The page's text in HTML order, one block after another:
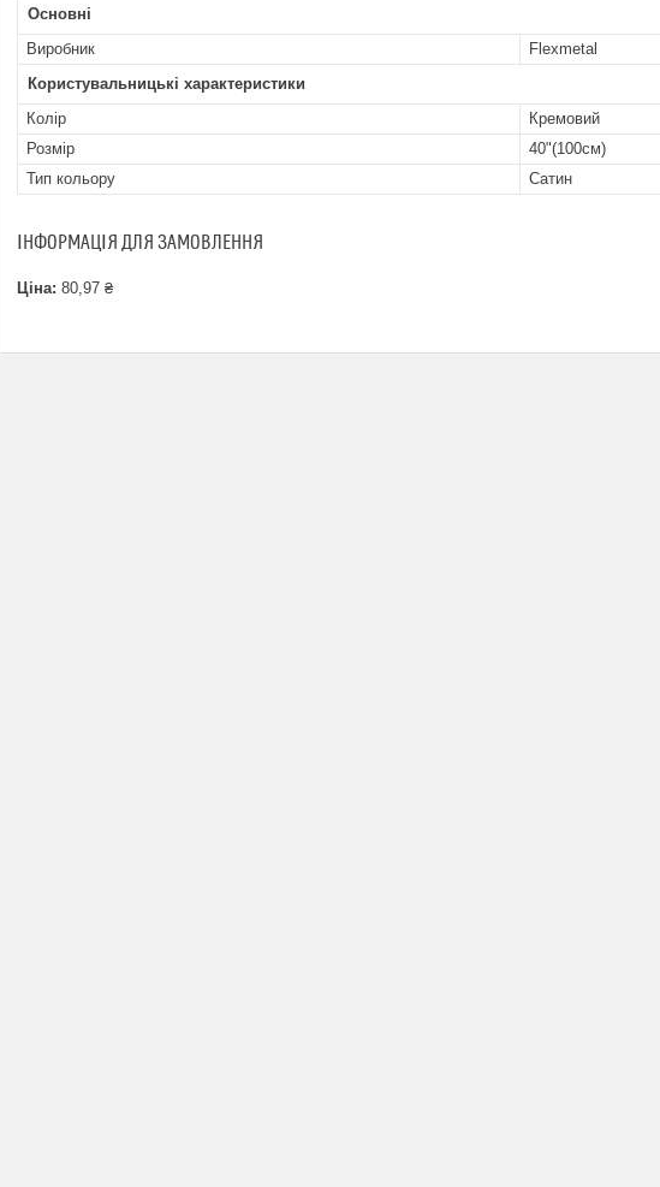
Основні
Виробник
Flexmetal
Користувальницькі характеристики
Колір
Кремовий
Розмір
40"(100см)
Тип кольору
Сатин
ІНФОРМАЦІЯ ДЛЯ ЗАМОВЛЕННЯ
Ціна: 80,97 ₴